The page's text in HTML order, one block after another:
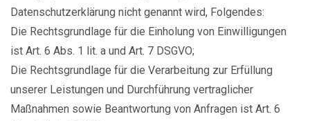
Datenschutzerklärung nicht genannt wird, Folgendes:
Die Rechtsgrundlage für die Einholung von Einwilligungen
ist Art. 6 Abs. 1 lit. a und Art. 7 DSGVO;
Die Rechtsgrundlage für die Verarbeitung zur Erfüllung
unserer Leistungen und Durchführung vertraglicher
Maßnahmen sowie Beantwortung von Anfragen ist Art. 6